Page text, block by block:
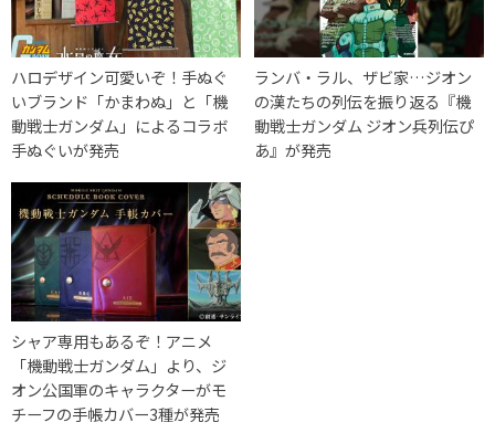
ハロデザイン可愛いぞ！手ぬぐ
いブランド「かまわぬ」と「機
動戦士ガンダム」によるコラボ
手ぬぐいが発売
ランバ・ラル、ザビ家…ジオン
の漢たちの列伝を振り返る『機
動戦士ガンダム ジオン兵列伝ぴ
あ』が発売
シャア専用もあるぞ！アニメ
「機動戦士ガンダム」より、ジ
オン公国軍のキャラクターがモ
チーフの手帳カバー3種が発売